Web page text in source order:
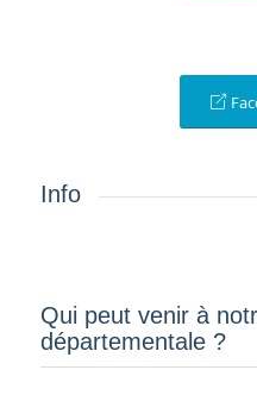
Info
Qui peut venir à
départementale ?­